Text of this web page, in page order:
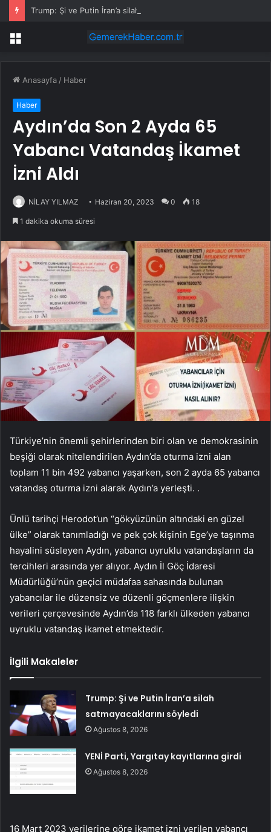
Trump: Şi ve Putin İran’a silah satmayacaklarını söyledi
Menü
Anasayfa / Haber
Haber
Aydın’da Son 2 Ayda 65
Yabancı Vatandaş İkamet
İzni Aldı
NİLAY YILMAZ Haziran 20, 2023 0 18
1 dakika okuma süresi
Türkiye’nin önemli şehirlerinden biri olan ve demokrasinin
beşiği olarak nitelendirilen Aydın’da oturma izni alan
toplam 11 bin 492 yabancı yaşarken, son 2 ayda 65 yabancı
vatandaş oturma izni alarak Aydın’a yerleşti. .
Ünlü tarihçi Herodot’un “gökyüzünün altındaki en güzel
ülke” olarak tanımladığı ve pek çok kişinin Ege’ye taşınma
hayalini süsleyen Aydın, yabancı uyruklu vatandaşların da
tercihleri ​​arasında yer alıyor. Aydın İl Göç İdaresi
Müdürlüğü’nün geçici müdafaa sahasında bulunan
yabancılar ile düzensiz ve düzenli göçmenlere ilişkin
verileri çerçevesinde Aydın’da 118 farklı ülkeden yabancı
uyruklu vatandaş ikamet etmektedir.
İlgili Makaleler
Trump: Şi ve Putin İran’a silah
satmayacaklarını söyledi
Ağustos 8, 2026
YENİ Parti, Yargıtay kayıtlarına girdi
Ağustos 8, 2026
16 Mart 2023 verilerine göre ikamet izni verilen yabancı